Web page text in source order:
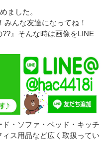
ました。
んな友達になってね！
??』そんな時は画像をLINE
・ソファ・ベッド・キッチ
ス用品など広く取扱ってい